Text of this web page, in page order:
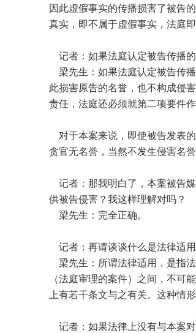
因此虚假事实的传播损害了被告
真实，即不属于虚假事实，法庭
记者：如果法庭认定被告传播
梁先生：如果法庭认定被告传
此损害原告的名誉，也不构成侵
责任，法庭还必须就第二项要件
对于本案来说，即使被告发表
贪官无名誉，当然不发生侵害名
记者：那我明白了，本案被告
供被告侵害？我这样理解对吗？
梁先生：完全正确。
记者：再请谈谈什么是法律适用
梁先生：所谓法律适用，是指
（法庭审理的案件）之间，不可
上有若干条文与之有关。这种情
记者：如果法律上没有与本案